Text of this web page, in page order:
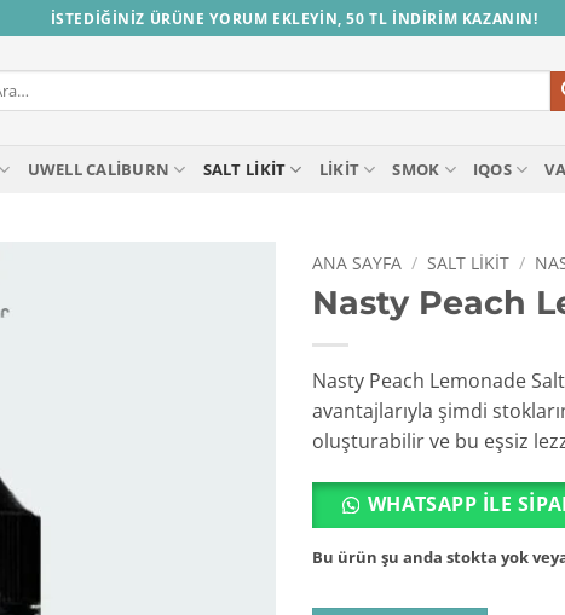
İSTEDİĞİNİZ ÜRÜNE YORUM EKLEYİN, 50 TL İNDİRİM KAZANIN!
UWELL CALIBURN SALT LIKIT LIKIT SMOK IQOS
ANA SAYFA / SALT LIKIT /
Nasty Peach
Nasty Peach Lemonade
avantajlarıyla şimdi
oluşturabilir ve bu eşsiz
WHATSAPP ILE
Bu ürün şu anda stokta yok